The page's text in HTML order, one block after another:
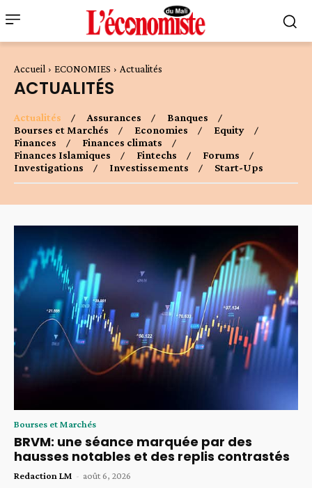
Accueil ECONOMIES Actualités
ACTUALITÉS
Actualités Assurances
Banques
Bourses et Marchés
Economies
Equity
Finances
Finances climats
Finances Islamiques
Fintechs
Forums
Investigations
Investissements Start-Ups
Bourses et Marchés
BRVM: une séance marquée par des
hausses notables et des replis contrastés
Redaction LM - août 6, 2026